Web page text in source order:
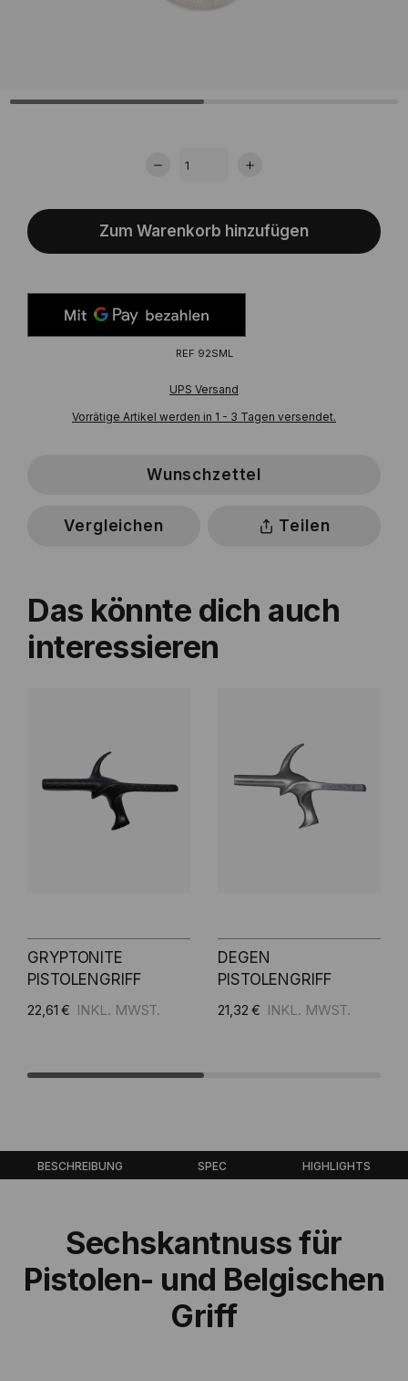
Zum Warenkorb hinzufügen
REF 92SML
UPS Versand
Vorrätige Artikel werden in 1 - 3 Tagen versendet.
Wunschzettel
Vergleichen Teilen
Das könnte dich auch
interessieren
GRYPTONITE
PISTOLENGRIFF
22,61 €
DEGEN
PISTOLENGRIFF
21,32 €
BESCHREIBUNG SPEC HIGHLIGHTS
Sechskantnuss für
Pistolen- und Belgischen
Griff